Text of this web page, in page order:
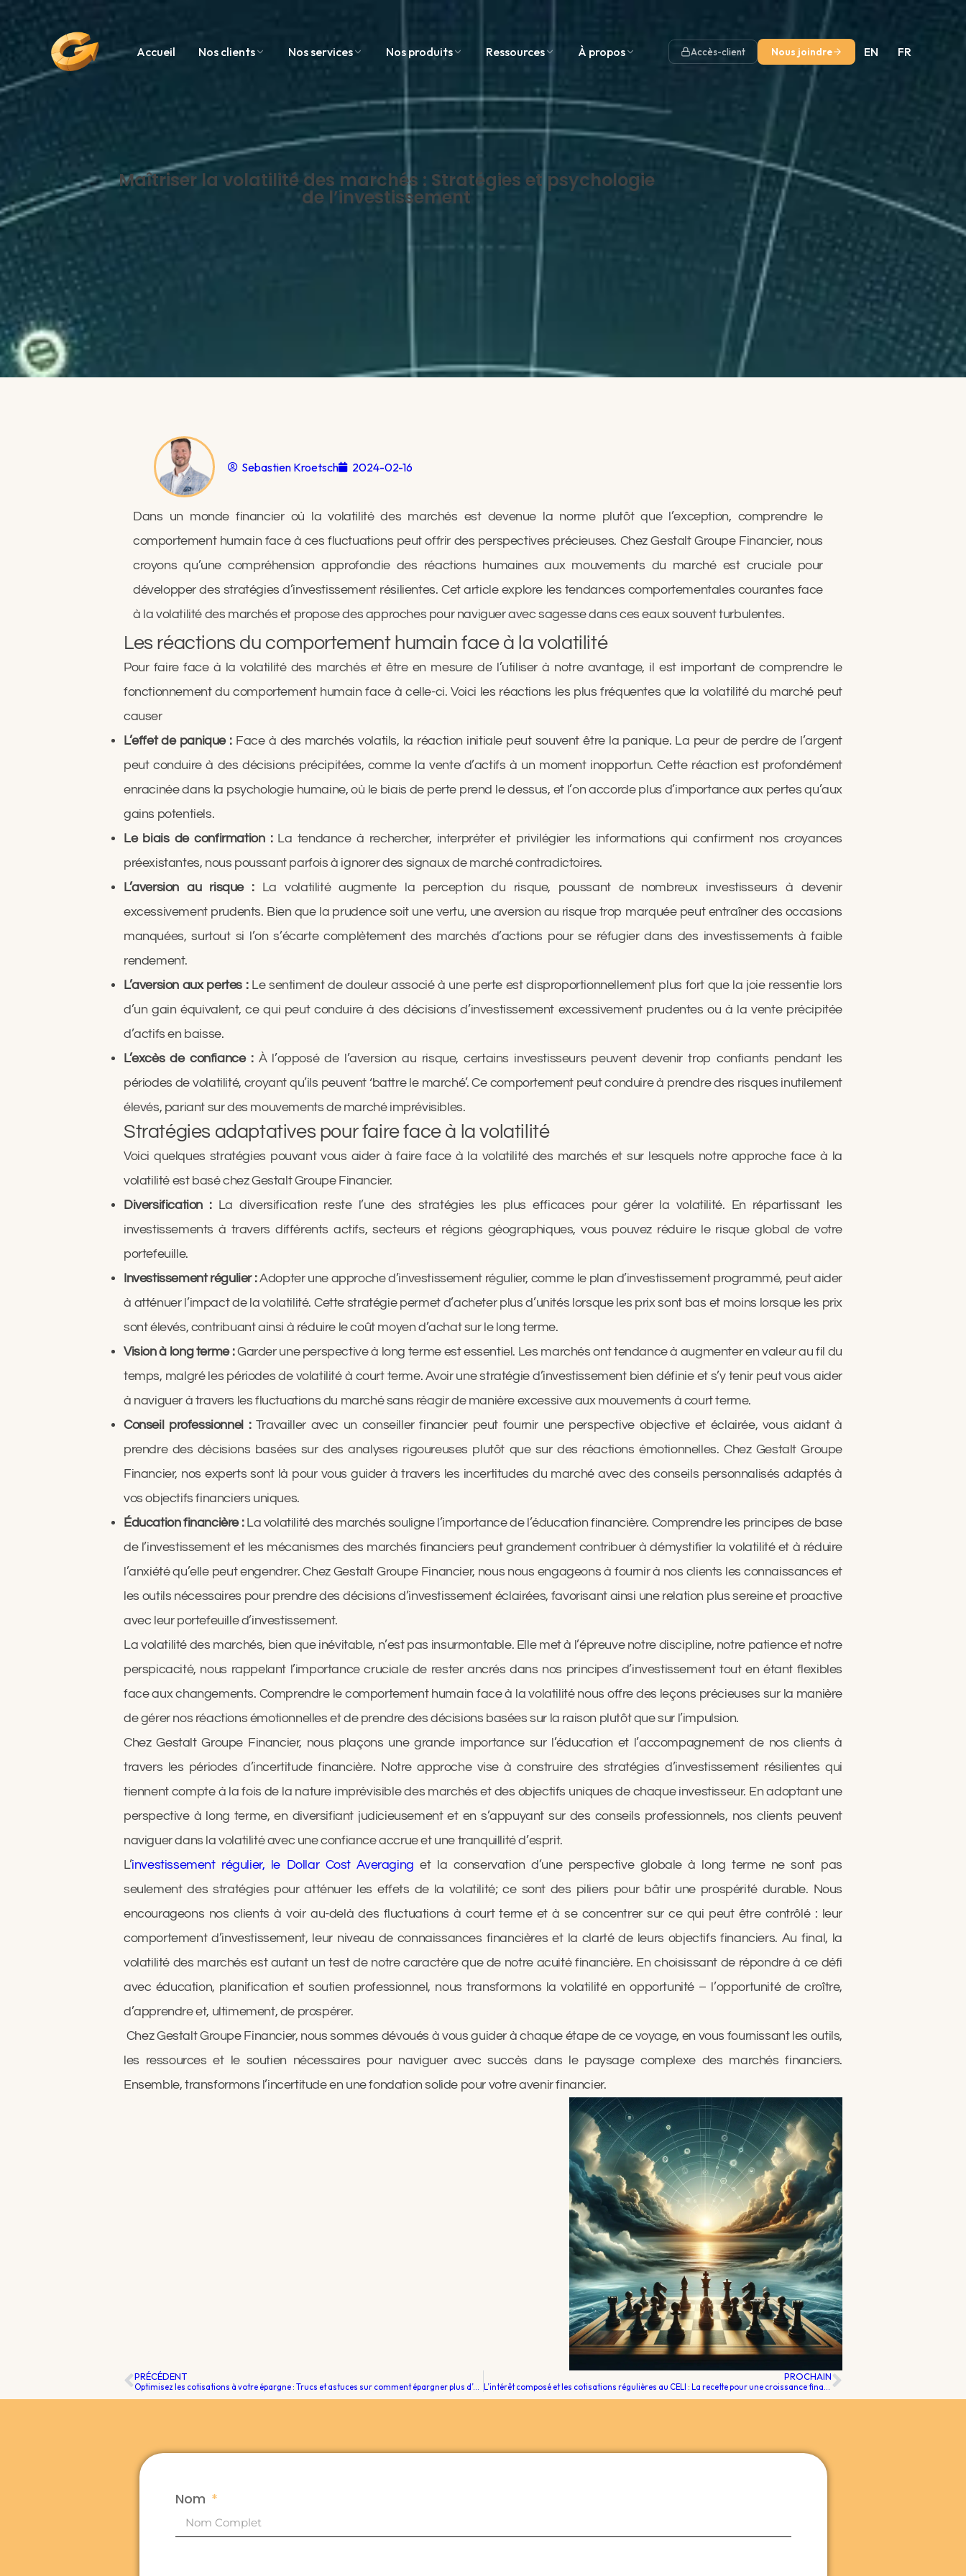
Accueil Nos clients Nos services Nos produits Ressources À propos Accès-client Nous joindre EN FR
Maîtriser la volatilité des marchés : Stratégies et psychologie
de l’investissement
Sebastien Kroetsch 2024-02-16
Dans un monde financier où la volatilité des marchés est devenue la norme plutôt que l’exception, comprendre le
comportement humain face à ces fluctuations peut offrir des perspectives précieuses. Chez Gestalt Groupe Financier, nous
croyons qu’une compréhension approfondie des réactions humaines aux mouvements du marché est cruciale pour
développer des stratégies d’investissement résilientes. Cet article explore les tendances comportementales courantes face
à la volatilité des marchés et propose des approches pour naviguer avec sagesse dans ces eaux souvent turbulentes.
Les réactions du comportement humain face à la volatilité
Pour faire face à la volatilité des marchés et être en mesure de l’utiliser à notre avantage, il est important de comprendre le
fonctionnement du comportement humain face à celle-ci. Voici les réactions les plus fréquentes que la volatilité du marché peut
causer
L’effet de panique :Face à des marchés volatils, la réaction initiale peut souvent être la panique. La peur de perdre de l’argent
peut conduire à des décisions précipitées, comme la vente d’actifs à un moment inopportun. Cette réaction est profondément
enracinée dans la psychologie humaine, où le biais de perte prend le dessus, et l’on accorde plus d’importance aux pertes qu’aux
gains potentiels.
Le biais de confirmation :La tendance à rechercher, interpréter et privilégier les informations qui confirment nos croyances
préexistantes, nous poussant parfois à ignorer des signaux de marché contradictoires.
L’aversion au risque :La volatilité augmente la perception du risque, poussant de nombreux investisseurs à devenir
excessivement prudents. Bien que la prudence soit une vertu, une aversion au risque trop marquée peut entraîner des occasions
manquées, surtout si l’on s’écarte complètement des marchés d’actions pour se réfugier dans des investissements à faible
rendement.
L’aversion aux pertes :Le sentiment de douleur associé à une perte est disproportionnellement plus fort que la joie ressentie lors
d’un gain équivalent, ce qui peut conduire à des décisions d’investissement excessivement prudentes ou à la vente précipitée
d’actifs en baisse.
L’excès de confiance :À l’opposé de l’aversion au risque, certains investisseurs peuvent devenir trop confiants pendant les
périodes de volatilité, croyant qu’ils peuvent ‘battre le marché’. Ce comportement peut conduire à prendre des risques inutilement
élevés, pariant sur des mouvements de marché imprévisibles.
Stratégies adaptatives pour faire face à la volatilité
Voici quelques stratégies pouvant vous aider à faire face à la volatilité des marchés et sur lesquels notre approche face à la
volatilité est basé chez Gestalt Groupe Financier.
Diversification : La diversification reste l’une des stratégies les plus efficaces pour gérer la volatilité. En répartissant les
investissements à travers différents actifs, secteurs et régions géographiques, vous pouvez réduire le risque global de votre
portefeuille.
Investissement régulier :Adopter une approche d’investissement régulier, comme le plan d’investissement programmé, peut aider
à atténuer l’impact de la volatilité. Cette stratégie permet d’acheter plus d’unités lorsque les prix sont bas et moins lorsque les prix
sont élevés, contribuant ainsi à réduire le coût moyen d’achat sur le long terme.
Vision à long terme :Garder une perspective à long terme est essentiel. Les marchés ont tendance à augmenter en valeur au fil du
temps, malgré les périodes de volatilité à court terme. Avoir une stratégie d’investissement bien définie et s’y tenir peut vous aider
à naviguer à travers les fluctuations du marché sans réagir de manière excessive aux mouvements à court terme.
Conseil professionnel : Travailler avec un conseiller financier peut fournir une perspective objective et éclairée, vous aidant à
prendre des décisions basées sur des analyses rigoureuses plutôt que sur des réactions émotionnelles. Chez Gestalt Groupe
Financier, nos experts sont là pour vous guider à travers les incertitudes du marché avec des conseils personnalisés adaptés à
vos objectifs financiers uniques.
Éducation financière :La volatilité des marchés souligne l’importance de l’éducation financière. Comprendre les principes de base
de l’investissement et les mécanismes des marchés financiers peut grandement contribuer à démystifier la volatilité et à réduire
l’anxiété qu’elle peut engendrer. Chez Gestalt Groupe Financier, nous nous engageons à fournir à nos clients les connaissances et
les outils nécessaires pour prendre des décisions d’investissement éclairées, favorisant ainsi une relation plus sereine et proactive
avec leur portefeuille d’investissement.
La volatilité des marchés, bien que inévitable, n’est pas insurmontable. Elle met à l’épreuve notre discipline, notre patience et notre
perspicacité, nous rappelant l’importance cruciale de rester ancrés dans nos principes d’investissement tout en étant flexibles
face aux changements. Comprendre le comportement humain face à la volatilité nous offre des leçons précieuses sur la manière
de gérer nos réactions émotionnelles et de prendre des décisions basées sur la raison plutôt que sur l’impulsion.
Chez Gestalt Groupe Financier, nous plaçons une grande importance sur l’éducation et l’accompagnement de nos clients à
travers les périodes d’incertitude financière. Notre approche vise à construire des stratégies d’investissement résilientes qui
tiennent compte à la fois de la nature imprévisible des marchés et des objectifs uniques de chaque investisseur. En adoptant une
perspective à long terme, en diversifiant judicieusement et en s’appuyant sur des conseils professionnels, nos clients peuvent
naviguer dans la volatilité avec une confiance accrue et une tranquillité d’esprit.
L’investissement régulier, le Dollar Cost Averaging et la conservation d’une perspective globale à long terme ne sont pas
seulement des stratégies pour atténuer les effets de la volatilité; ce sont des piliers pour bâtir une prospérité durable. Nous
encourageons nos clients à voir au-delà des fluctuations à court terme et à se concentrer sur ce qui peut être contrôlé : leur
comportement d’investissement, leur niveau de connaissances financières et la clarté de leurs objectifs financiers. Au final, la
volatilité des marchés est autant un test de notre caractère que de notre acuité financière. En choisissant de répondre à ce défi
avec éducation, planification et soutien professionnel, nous transformons la volatilité en opportunité – l’opportunité de croître,
d’apprendre et, ultimement, de prospérer.
Chez Gestalt Groupe Financier, nous sommes dévoués à vous guider à chaque étape de ce voyage, en vous fournissant les outils,
les ressources et le soutien nécessaires pour naviguer avec succès dans le paysage complexe des marchés financiers.
Ensemble, transformons l’incertitude en une fondation solide pour votre avenir financier.
PRÉCÉDENT
Optimisez les cotisations à votre épargne : Trucs et astuces sur comment épargner plus d’argent
PROCHAIN
L’intérêt composé et les cotisations régulières au CELI : La recette pour une croissance financière accélérée
Nom